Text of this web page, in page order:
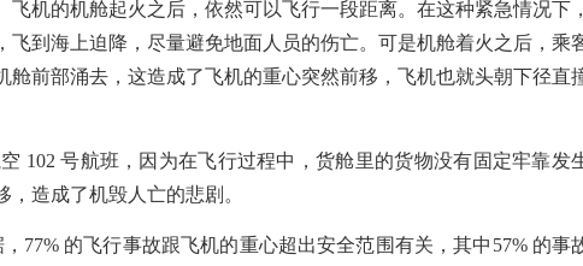
飞机的机舱起火之后，依然可以飞行一段距离。在这种紧急情况下
飞到海上迫降，尽量避免地面人员的伤亡。可是机舱着火之后，乘
舱前部涌去，这造成了飞机的重心突然前移，飞机也就头朝下径直
102 号航班，因为在飞行过程中，货舱里的货物没有固定牢靠发
造成了机毁人亡的悲剧。
77% 的飞行事故跟飞机的重心超出安全范围有关，其中57% 的事